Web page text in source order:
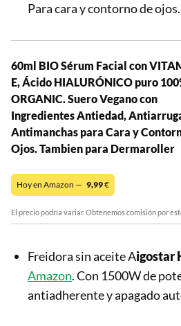
Para cara y contorno de ojos.
60ml BIO Sérum Facial con
E, Ácido HIALURÓNICO puro
ORGANIC. Suero Vegano con
Ingredientes Antiedad,
Antimanchas para Cara y
Ojos. Tambien para Dermaroller
Hoy en Amazon — 9,99€
El precio podría variar. Obtenemos comisión por
Freidora sin aceite Aigostar
Amazon. Con 1500W de
antiadherente y apagado